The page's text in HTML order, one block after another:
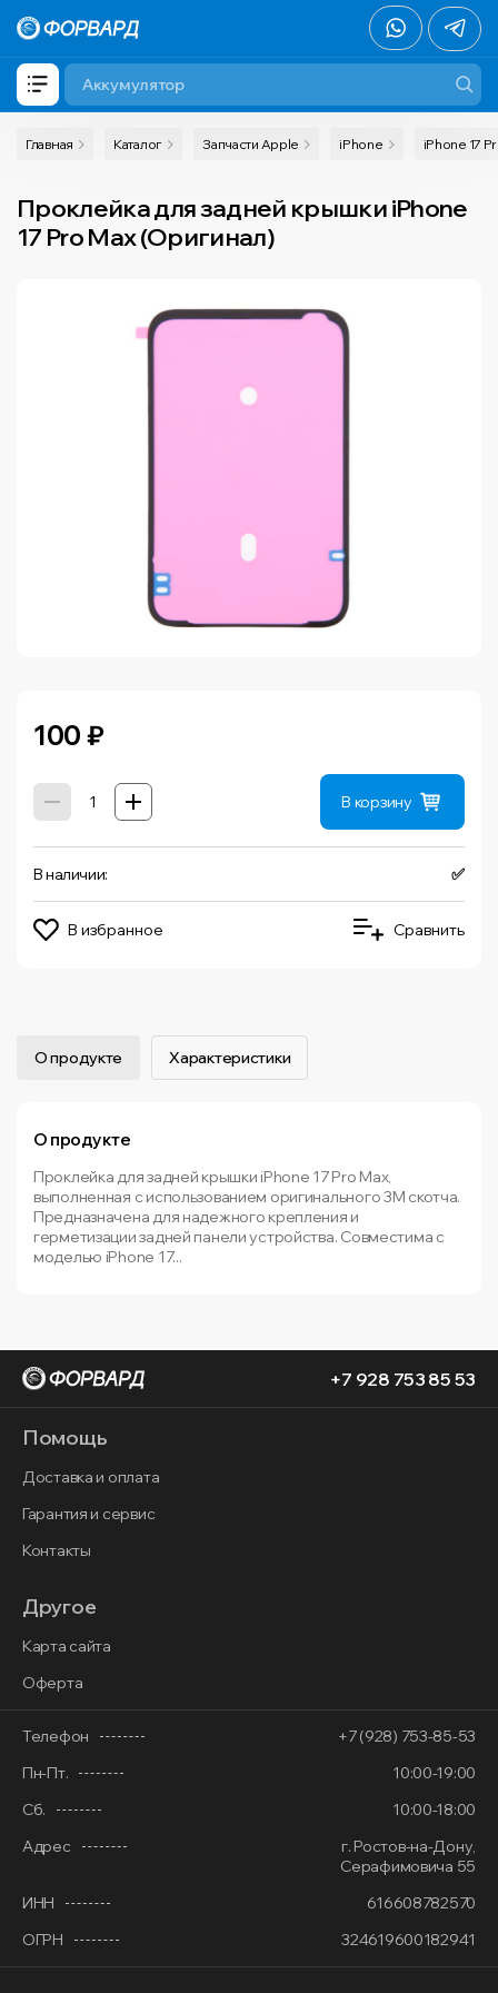
Главная Каталог Запчасти Apple iPhone iPhone 17
Проклейка для задней крышки iPhone
17 Pro Max (Оригинал)
100 ₽
В корзину
В наличии: ✅
В избранное Сравнить
О продукте Характеристики
О продукте
Проклейка для задней крышки iPhone 17 Pro Max,
выполненная с использованием оригинального 3М скотча.
Предназначена для надежного крепления и
герметизации задней панели устройства. Совместима с
моделью iPhone 17...
+7 928 753 85 53
Помощь
Доставка и оплата
Гарантия и сервис
Контакты
Другое
Карта сайта
Оферта
Телефон
+7 (928) 753-85-53
Пн-Пт.
10:00-19:00
Сб.
10:00-18:00
Адрес
г. Ростов-на-Дону,
Серафимовича 55
ИНН
616608782570
ОГРН
324619600182941